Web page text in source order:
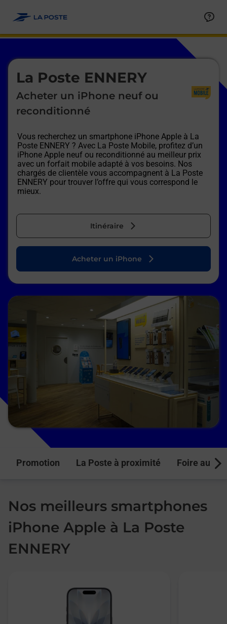
La Poste ENNERY
Acheter un iPhone neuf ou
reconditionné
Vous recherchez un smartphone iPhone Apple à La
Poste ENNERY ? Avec La Poste Mobile, profitez d’un
iPhone Apple neuf ou reconditionné au meilleur prix
avec un forfait mobile adapté à vos besoins. Nos
chargés de clientèle vous accompagnent à La Poste
ENNERY pour trouver l’offre qui vous correspond le
mieux.
Itinéraire
Le lien s'ouvre dans un nouvel onglet
Acheter un iPhone
Promotion La Poste à proximité Foire aux
Nos meilleurs smartphones
iPhone Apple à La Poste
ENNERY